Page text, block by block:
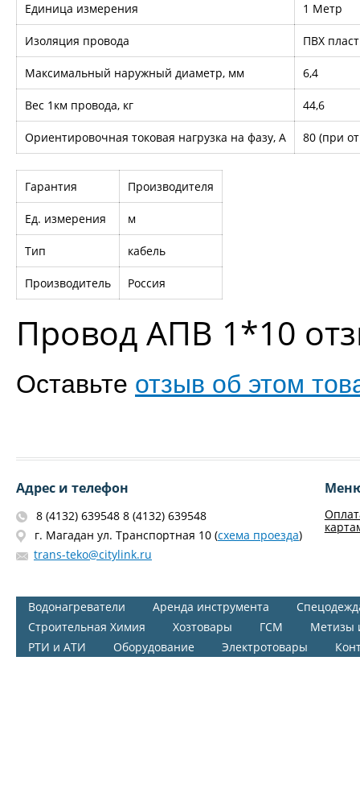
Единица измерения 1 Метр
Изоляция провода ПВХ
Максимальный наружный диаметр, мм 6,4
Вес 1км провода, кг 44,6
Ориентировочная токовая нагрузка на фазу, А 80 (при
Гарантия Производителя
Ед. измерения м
Тип кабель
Производитель Россия
Провод АПВ 1*10
Оставьте отзыв об этом
Адрес и телефон
8 (4132) 639548 8 (4132) 639548
г. Магадан ул. Транспортная 10 (схема проезда)
trans-teko@citylink.ru
Водонагреватели Аренда инструмента
Строительная Химия
Хозтовары ГСМ
Метизы
РТИ и АТИ
Оборудование Электротовары